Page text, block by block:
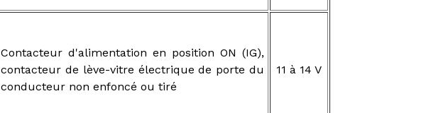
Contacteur d'alimentation en position ON (IG),
contacteur de lève-vitre électrique de porte du
conducteur non enfoncé ou tiré
11 à 14 V